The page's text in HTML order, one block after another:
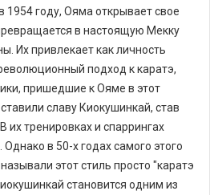
1954 году, Ояма открывает свое
в настоящую Мекку
Их привлекает как личность
подход к каратэ,
пришедшие к Ояме в этот
славу Киокушинкай, став
тренировках и спаррингах
в 50-х годах самого этого
этот стиль просто "каратэ
становится одним из